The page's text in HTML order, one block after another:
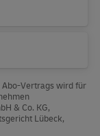
Abo-Vertrags wird für
& Co. KG,
Lübeck,